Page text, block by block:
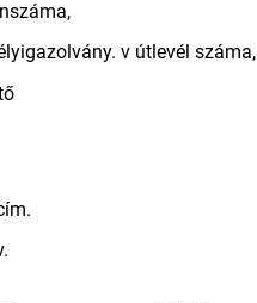
v útlevél száma,